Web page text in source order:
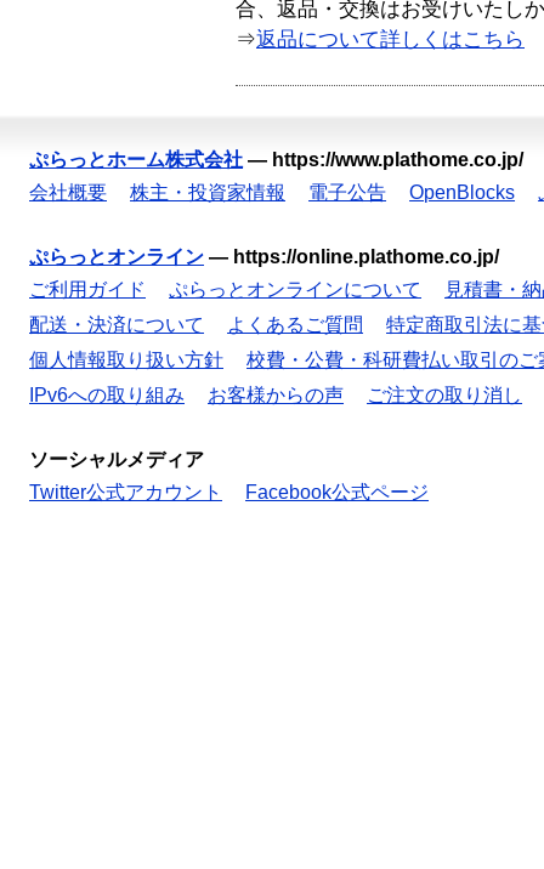
合、返品・交換はお受けいたし
⇒返品について詳しくはこちら
ぷらっとホーム株式会社 — https://www.plathome.co.jp/
会社概要
株主・投資家情報 電子公告 OpenBlocks
ぷらっとオンライン — https://online.plathome.co.jp/
ご利用ガイド
ぷらっとオンラインについて
見積書・
配送・決済について
よくあるご質問
特定商取引法に
個人情報取り扱い方針
校費・公費・科研費払い取引のご
IPv6への取り組み
お客様からの声 ご注文の取り消し
ソーシャルメディア
Twitter公式アカウント
Facebook公式ページ